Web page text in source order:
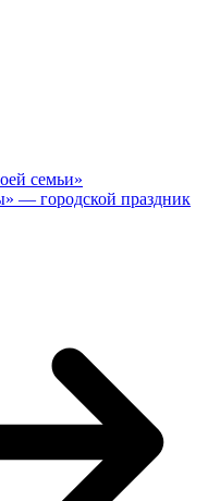
семьи»
— городской праздник